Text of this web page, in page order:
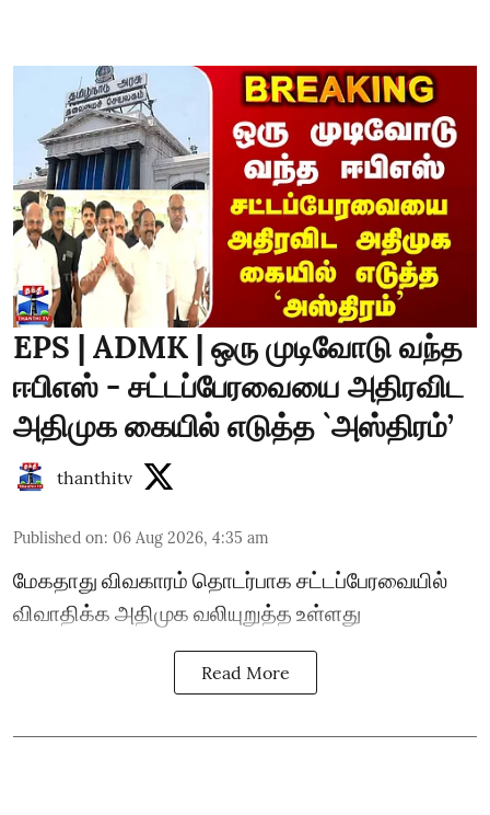
EPS | ADMK | ஒரு முடிவோடு வந்த
ஈபிஎஸ் - சட்டப்பேரவையை அதிரவிட
அதிமுக கையில் எடுத்த `அஸ்திரம்’
thanthitv
Published on: 06 Aug 2026, 4:35 am
மேகதாது விவகாரம் தொடர்பாக சட்டப்பேரவையில்
விவாதிக்க அதிமுக வலியுறுத்த உள்ளது
Read More